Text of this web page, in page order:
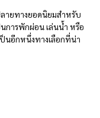
ายทางยอดนิยมสำหรับ
การพักผ่อน เล่นน้ำ หรือ
ป็นอีกหนึ่งทางเลือกที่น่า